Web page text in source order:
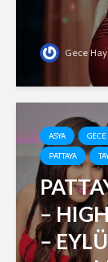
Gece
ASYA GECE
PATTAYA
–
–